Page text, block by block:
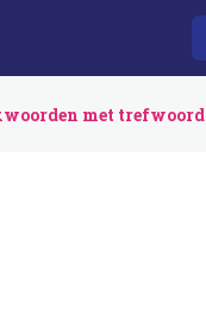
met trefwoord